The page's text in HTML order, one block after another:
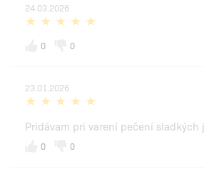
24.03.2026
0
0
23.01.2026
Pridávam pri varení pečení sladkých
0 0